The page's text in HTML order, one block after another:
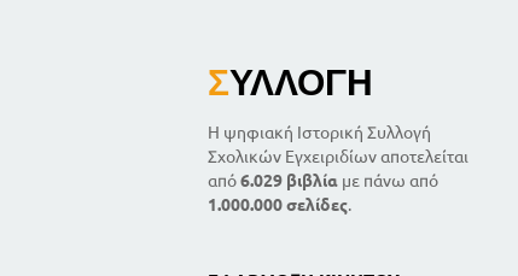
ΣΥΛΛΟΓΉ
Η ψηφιακή Ιστορική Συλλογή
Σχολικών Εγχειριδίων αποτελείται
από6.029 βιβλία με πάνω από
1.000.000 σελίδες.